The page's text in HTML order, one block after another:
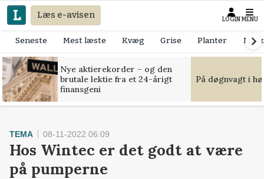
Læs e-avisen LOGIN MENU
Seneste Mest læste Kvæg Grise Planter
Nye aktierekorder – og den
brutale lektie fra et 24-årigt
finansgeni
På døgnvagt i
TEMA 08-11-2022 06:09
Hos Wintec er det godt at være
på pumperne